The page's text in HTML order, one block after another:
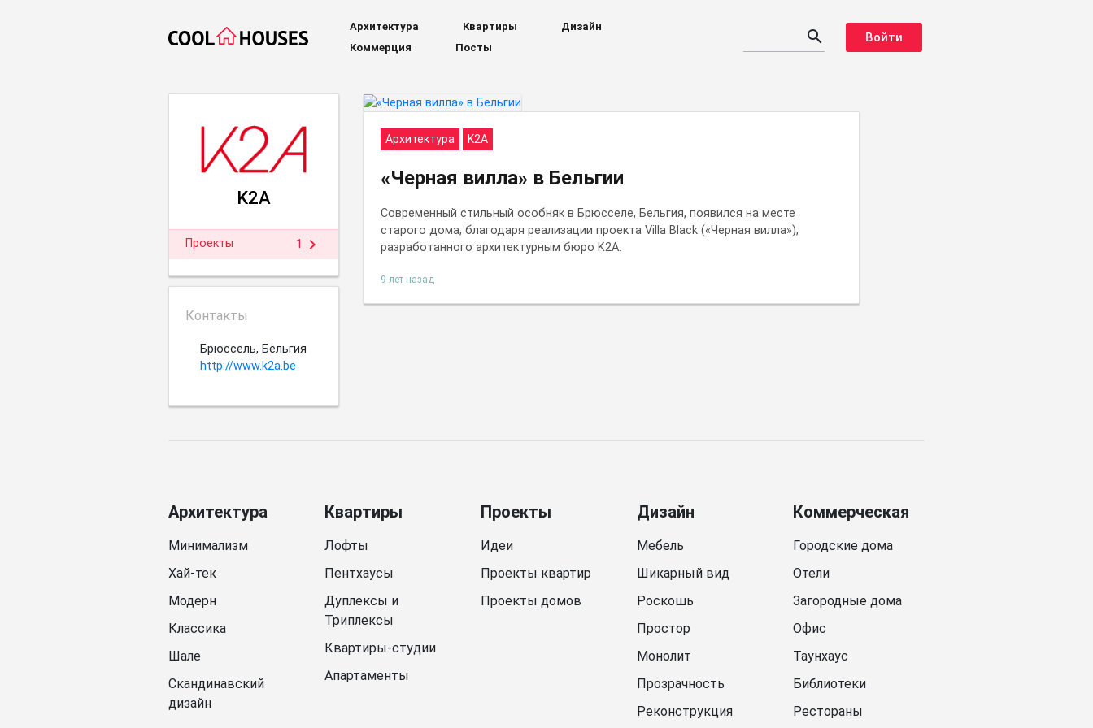
Архитектура Квартиры
Дизайн
Коммерция
Посты
search Войти
K2A
Проекты 1 chevron_right
Контакты
Брюссель, Бельгия
http://www.k2a.be
Архитектура K2A
«Черная вилла» в Бельгии
Современный стильный особняк в Брюсселе, Бельгия, появился на месте
старого дома, благодаря реализации проекта Villa Black («Черная вилла»),
разработанного архитектурным бюро K2A.
9 лет назад
Архитектура
Минимализм
Хай-тек
Модерн
Классика
Шале
Скандинавский
дизайн
Квартиры
Лофты
Пентхаусы
Дуплексы и
Триплексы
Квартиры-студии
Апартаменты
Проекты
Идеи
Проекты квартир
Проекты домов
Дизайн
Мебель
Шикарный вид
Роскошь
Простор
Монолит
Прозрачность
Реконструкция
Коммерческая
Городские дома
Отели
Загородные дома
Офис
Таунхаус
Библиотеки
Рестораны